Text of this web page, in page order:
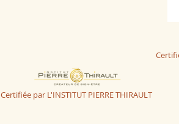
Certifiée par L'INSTITUT PIERRE THIRAULT